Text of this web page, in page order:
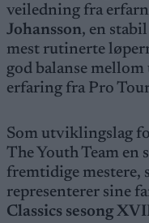
veiledning fra
Johansson, en
mest rutinerte
god balanse
erfaring fra Pro
Som utviklingslag
The Youth Team en
fremtidige mestere,
representerer sine
Classics sesong